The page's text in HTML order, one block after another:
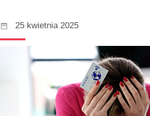
25 kwietnia 2025